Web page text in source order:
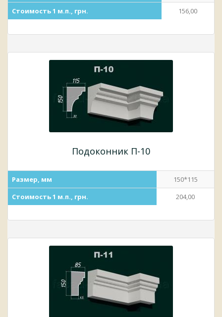
Стоимость 1 м.п., грн.
156,00
Подоконник П-10
Размер, мм
150*115
Стоимость 1 м.п., грн.
204,00